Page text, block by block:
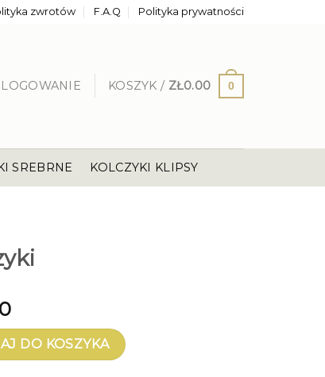
zwrotów F.A.Q Polityka prywatności
LOGOWANIE KOSZYK / ZŁ0.00 0
SREBRNE KOLCZYKI KLIPSY
DO KOSZYKA